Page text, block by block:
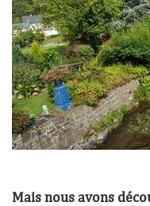
Mais nous avons